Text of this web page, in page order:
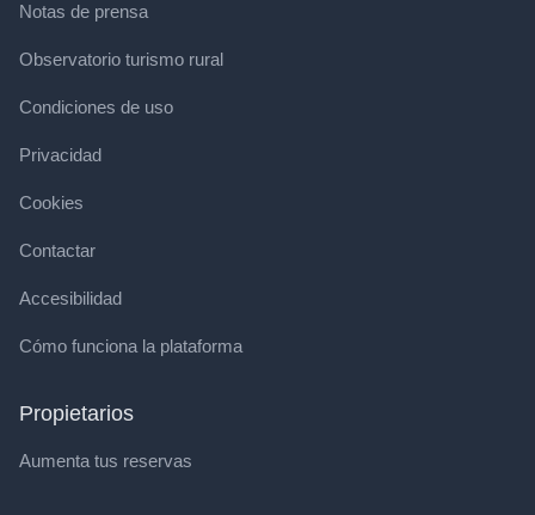
Notas de prensa
Observatorio turismo rural
Condiciones de uso
Privacidad
Cookies
Contactar
Accesibilidad
Cómo funciona la plataforma
Propietarios
Aumenta tus reservas